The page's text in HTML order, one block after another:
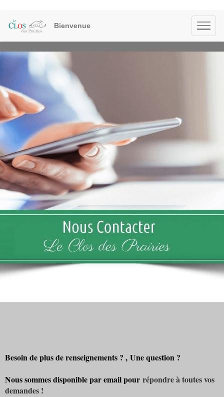
Bienvenue
Besoin de plus de renseignements ? , Une question ?
Nous sommes disponible par email pour répondre à toutes vos
demandes !